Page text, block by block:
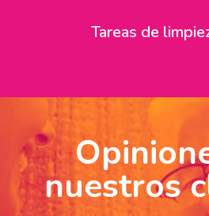
Tareas de
nuestros